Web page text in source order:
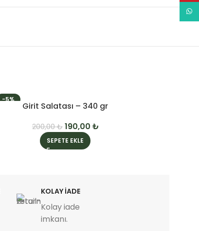
-5%
Girit Salatası – 340 gr
200,00₺ 190,00 ₺
SEPETE EKLE
KOLAY İADE
Kolay iade
imkanı.